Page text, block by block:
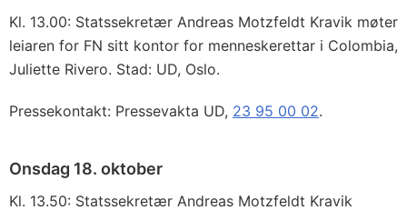
Kl. 13.00: Statssekretær Andreas Motzfeldt Kravik møter
leiaren for FN sitt kontor for menneskerettar i Colombia,
Juliette Rivero. Stad: UD, Oslo.
Pressekontakt: Pressevakta UD, 23 95 00 02.
Onsdag 18. oktober
Kl. 13.50: Statssekretær Andreas Motzfeldt Kravik